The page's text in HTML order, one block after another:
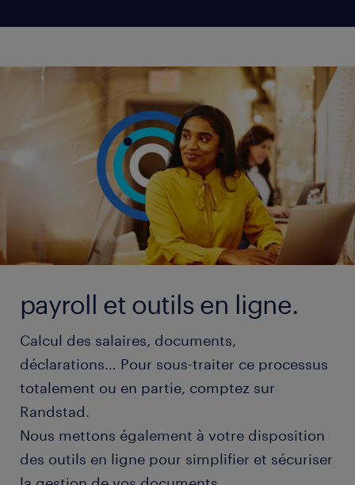
payroll et outils en ligne.
Calcul des salaires, documents,
déclarations… Pour sous-traiter ce processus
totalement ou en partie, comptez sur
Randstad.
Nous mettons également à votre disposition
des outils en ligne pour simplifier et sécuriser